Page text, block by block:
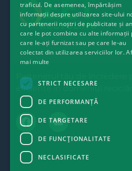
Partenerul tău de încredere
eficiente în domeniul
traficul. De asemenea, împărtășim
informații despre utilizarea site-ului
cu partenerii noștri de publicitate și
care le pot combina cu alte informații
care le-ați furnizat sau pe care le-au
colectat din utilizarea serviciilor lor.
mai multe
STRICT NECESARE
DE PERFORMANȚĂ
DE TARGETARE
DE FUNCŢIONALITATE
NECLASIFICATE